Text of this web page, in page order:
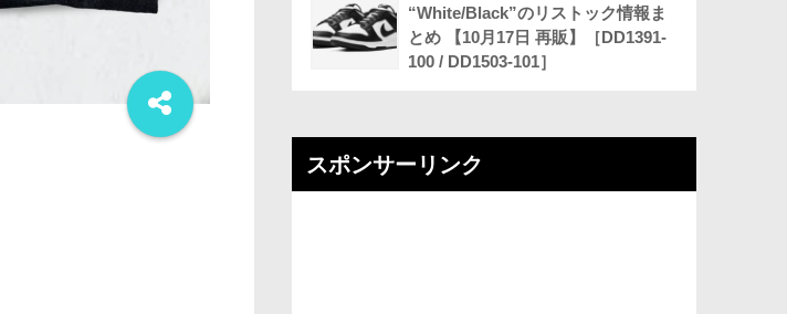
“White/Black”のリストック情報ま
とめ 【10月17日 再販】［DD1391-
100 / DD1503-101］
スポンサーリンク